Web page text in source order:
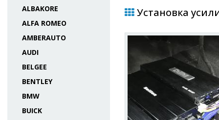
ALBAKORE
ALFA ROMEO
AMBERAUTO
AUDI
BELGEE
BENTLEY
BMW
BUICK
Установка